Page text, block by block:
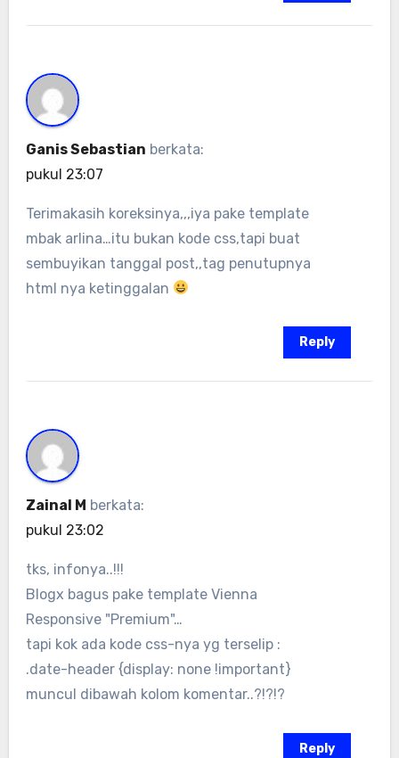
Ganis Sebastian berkata:
pukul 23:07
Terimakasih koreksinya,,,iya pake template
mbak arlina…itu bukan kode css,tapi buat
sembuyikan tanggal post,,tag penutupnya
html nya ketinggalan
Reply
Zainal M berkata:
pukul 23:02
tks, infonya..!!!
Blogx bagus pake template Vienna
Responsive "Premium"…
tapi kok ada kode css-nya yg terselip :
.date-header {display: none !important}
muncul dibawah kolom komentar..?!?!?
Reply